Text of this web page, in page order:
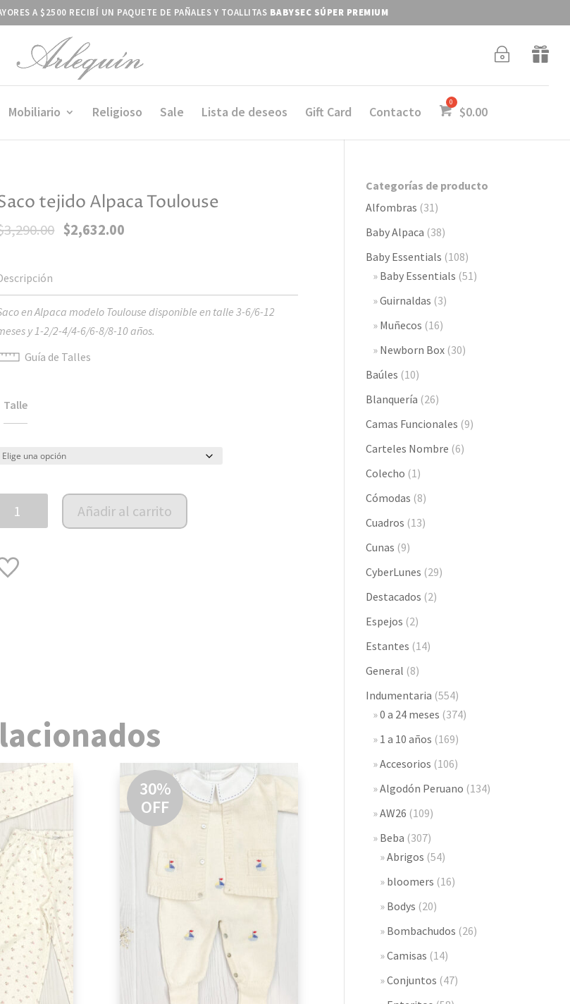
A $2500 RECIBÍ UN PAQUETE DE PAÑALES Y TOALLITAS BABYSEC SÚPER PREMIUM
~ 
Mobiliario Religioso Sale Lista de deseos Gift Card Contacto $0.00
tejido Alpaca Toulouse
3,290.00 El
$3,290.00.
$2,632.00
$2,632.00.
en Alpaca modelo Toulouse disponible en talle 3-6/6-12
y 1-2/2-4/4-6/6-8/8-10 años.
Guía de Talles
Talle
cantidad
Añadir al carrito
30%
OFF
Categorías de producto
Alfombras (31)
Baby Alpaca (38)
Baby Essentials (108)
Baby Essentials (51)
Guirnaldas (3)
Muñecos (16)
Newborn Box (30)
Baúles (10)
Blanquería (26)
Camas Funcionales (9)
Carteles Nombre (6)
Colecho (1)
Cómodas (8)
Cuadros (13)
Cunas (9)
CyberLunes (29)
Destacados (2)
Espejos (2)
Estantes (14)
General (8)
Indumentaria (554)
0 a 24 meses (374)
1 a 10 años (169)
Accesorios (106)
Algodón Peruano (134)
AW26 (109)
Beba (307)
Abrigos (54)
bloomers (16)
Bodys (20)
Bombachudos (26)
Camisas (14)
Conjuntos (47)